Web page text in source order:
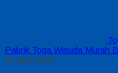
Pabrik Toga Wisuda Murah
23 April 2026